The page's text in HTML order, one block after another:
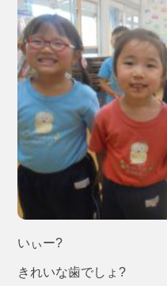
いぃー?
きれいな歯でしょ?